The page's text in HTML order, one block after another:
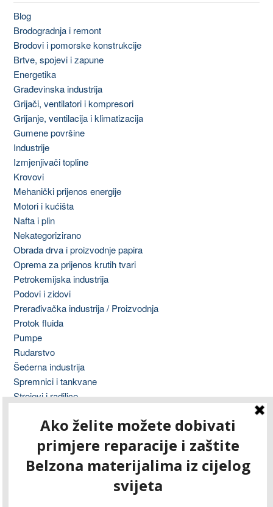
Blog
Brodogradnja i remont
Brodovi i pomorske konstrukcije
Brtve, spojevi i zapune
Energetika
Građevinska industrija
Grijači, ventilatori i kompresori
Grijanje, ventilacija i klimatizacija
Gumene površine
Industrije
Izmjenjivači topline
Krovovi
Mehanički prijenos energije
Motori i kućišta
Nafta i plin
Nekategorizirano
Obrada drva i proizvodnje papira
Oprema za prijenos krutih tvari
Petrokemijska industrija
Podovi i zidovi
Prerađivačka industrija / Proizvodnja
Protok fluida
Pumpe
Rudarstvo
Šećerna industrija
Spremnici i tankvane
Strojevi i radilice
Transformatori
Ventili, cijevi i fitinzi
Vodovod i odvodnja
Vojska